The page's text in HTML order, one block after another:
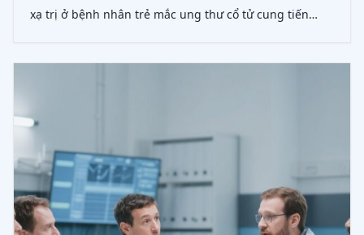
xạ trị ở bệnh nhân trẻ mắc ung thư cổ tử cung tiến
xương và mạch máu não, đồng thời cải thiện sống còn